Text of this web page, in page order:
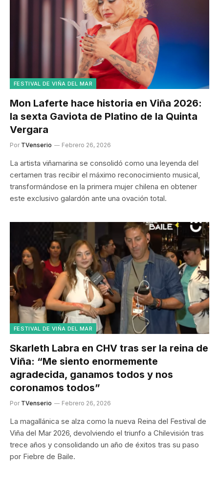
FESTIVAL DE VIÑA DEL MAR
Mon Laferte hace historia en Viña 2026:
la sexta Gaviota de Platino de la Quinta
Vergara
Por TVenserio Febrero 26, 2026
La artista viñamarina se consolidó como una leyenda del
certamen tras recibir el máximo reconocimiento musical,
transformándose en la primera mujer chilena en obtener
este exclusivo galardón ante una ovación total.
FESTIVAL DE VIÑA DEL MAR
Skarleth Labra en CHV tras ser la reina de
Viña: “Me siento enormemente
agradecida, ganamos todos y nos
coronamos todos”
Por TVenserio Febrero 26, 2026
La magallánica se alza como la nueva Reina del Festival de
Viña del Mar 2026, devolviendo el triunfo a Chilevisión tras
trece años y consolidando un año de éxitos tras su paso
por Fiebre de Baile.